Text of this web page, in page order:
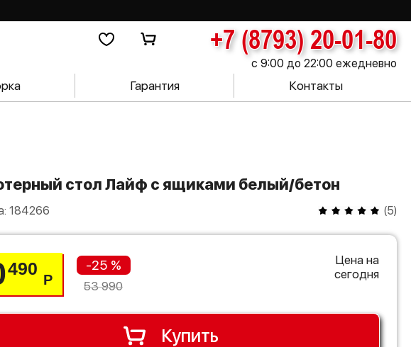
+7 (8793) 20-01-80
с 9:00 до 22:00 ежедневно
Гарантия Контакты
стол Лайф с ящиками белый/бетон
184266 (5)
490
Р
-25 %
53 990
Цена на
сегодня
Купить